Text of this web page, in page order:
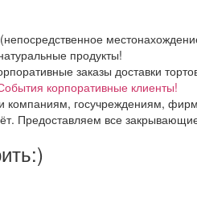
продукты!
заказы доставки
корпоративные клиенты!
компаниям, госучреждениям,
Предоставляем все